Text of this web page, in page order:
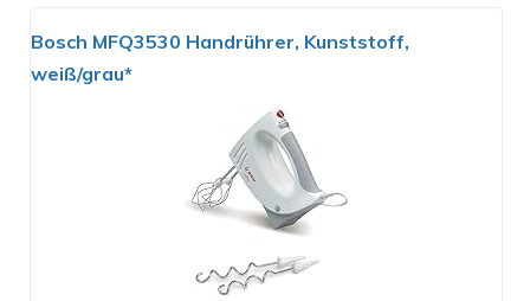
Bosch MFQ3530 Handrührer, Kunststoff,
weiß/grau*